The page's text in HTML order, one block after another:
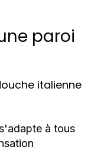
paroi
italienne
à tous